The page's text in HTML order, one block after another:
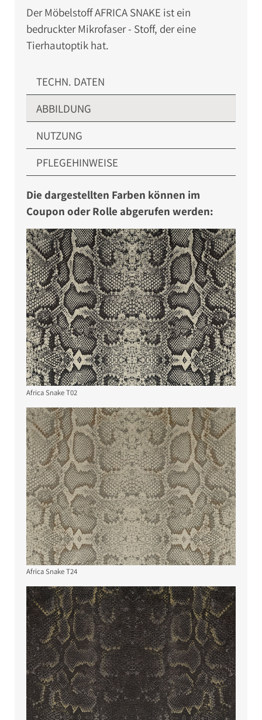
Der Möbelstoff AFRICA SNAKE ist ein
bedruckter Mikrofaser - Stoff, der eine
Tierhautoptik hat.
TECHN. DATEN
ABBILDUNG
NUTZUNG
PFLEGEHINWEISE
Africa Snake T02
Africa Snake T24
Die dargestellten Farben können im
Coupon oder Rolle abgerufen werden: